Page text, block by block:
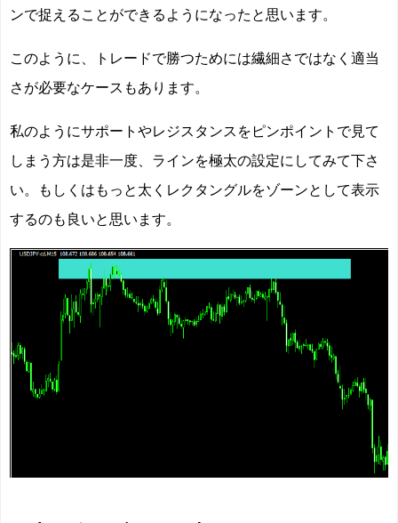
ンで捉えることができるようになったと思います。
このように、トレードで勝つためには繊細さではなく適当
さが必要なケースもあります。
私のようにサポートやレジスタンスをピンポイントで見て
しまう方は是非一度、ラインを極太の設定にしてみて下さ
い。もしくはもっと太くレクタングルをゾーンとして表示
するのも良いと思います。